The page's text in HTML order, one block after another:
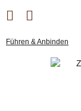
Führen & Anbinden